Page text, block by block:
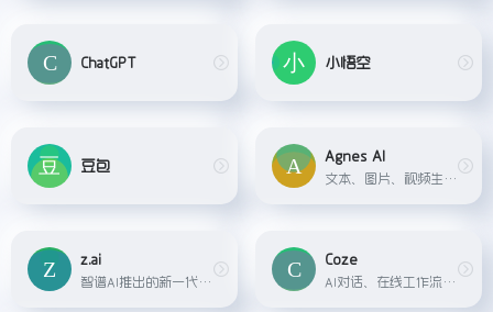
ChatGPT 小悟空
豆包
Agnes AI
文本、图片、视频生成AI平台
z.ai
智谱AI推出的新一代AI助手平台，基于GLM-4.5系列大模型，提供智能对话、PPT生成、全栈开发等功能，支持多模态交互和实时联网搜索。
Coze
AI对话、在线工作流搭建